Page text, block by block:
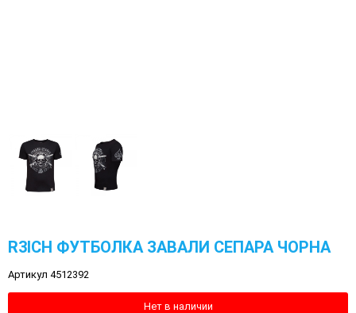
R3ICH ФУТБОЛКА ЗАВАЛИ СЕПАРА ЧОРНА
Артикул 4512392
Нет в наличии